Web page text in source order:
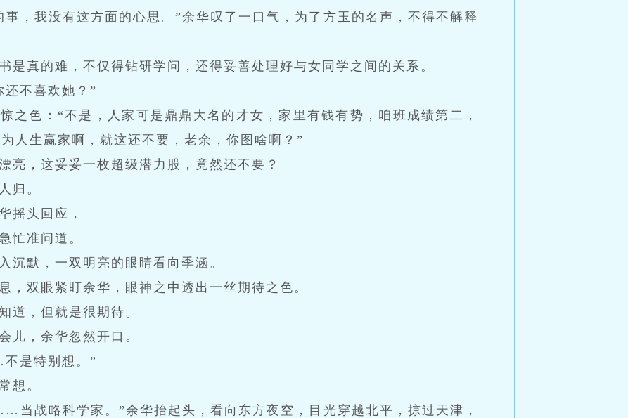
事，我没有这方面的心思。”余华叹了一口气，为了方玉的名声，不得不解释
是真的难，不仅得钻研学问，还得妥善处理好与女同学之间的关系。
还不喜欢她？”
之色：“不是，人家可是鼎鼎大名的才女，家里有钱有势，咱班成绩第二，
人生赢家啊，就这还不要，老余，你图啥啊？”
亮，这妥妥一枚超级潜力股，竟然还不要？
归。
摇头回应，
忙准问道。
沉默，一双明亮的眼睛看向季涵。
，双眼紧盯余华，眼神之中透出一丝期待之色。
道，但就是很期待。
儿，余华忽然开口。
是特别想。”
想。
当战略科学家。”余华抬起头，看向东方夜空，目光穿越北平，掠过天津，